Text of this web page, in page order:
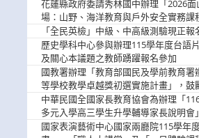
歡迎學生踴躍報名參加
花蓮縣政府委請秀林國中辦理「2026
場：山野、海洋教育與戶外安全實務課
參加
「全民英檢」中級、中高級測驗現正報
歷史學科中心參與辦理115學年度台語
及關心本議題之教師踴躍報名參加
國教署辦理「教育部國民及學前教育署
等學校教學卓越獎初選實施計畫」，鼓
中華民國全國家長教育協會為辦理「
多元入學高三學生升學輔導家長說明會」
國家表演藝術中心國家兩廳院115學年